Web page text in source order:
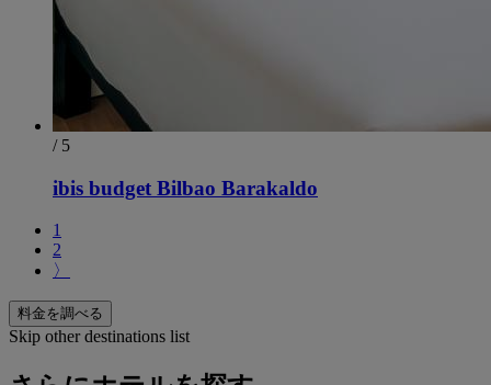
/ 5
ibis budget Bilbao Barakaldo
1
2
〉
料金を調べる
Skip other destinations list